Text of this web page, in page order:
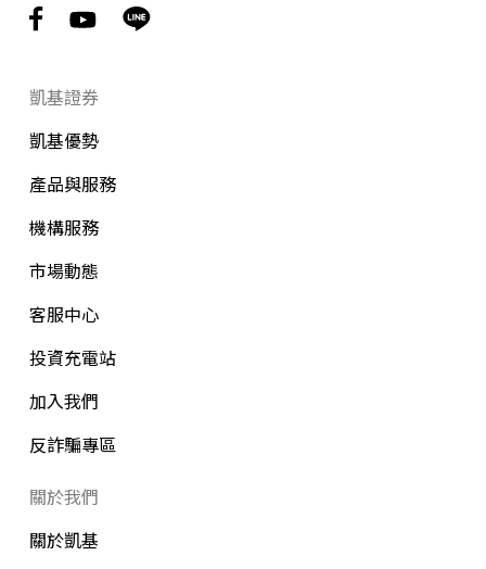
凱基證券
凱基優勢
產品與服務
機構服務
市場動態
客服中心
投資充電站
加入我們
反詐騙專區
關於我們
關於凱基